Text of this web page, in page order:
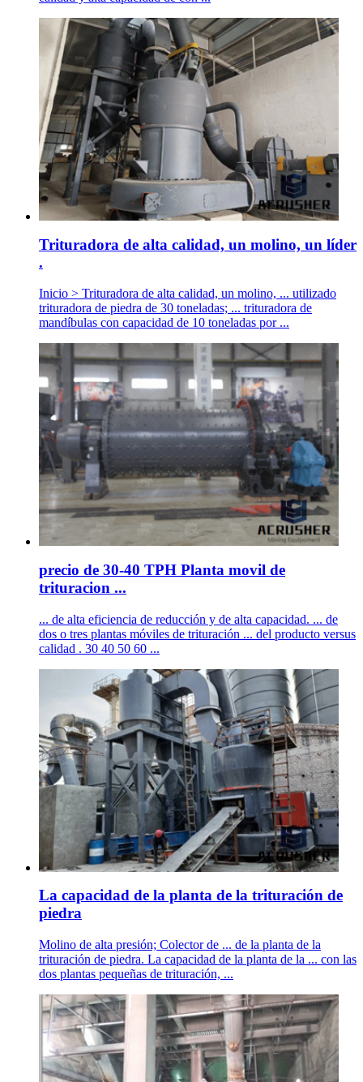
Trituradora de alta calidad, un molino, un líder
.
Inicio > Trituradora de alta calidad, un molino, ... utilizado
trituradora de piedra de 30 toneladas; ... trituradora de
mandíbulas con capacidad de 10 toneladas por ...
precio de 30-40 TPH Planta movil de
trituracion ...
... de alta eficiencia de reducción y de alta capacidad. ... de
dos o tres plantas móviles de trituración ... del producto versus
calidad . 30 40 50 60 ...
La capacidad de la planta de la trituración de
piedra
Molino de alta presión; Colector de ... de la planta de la
trituración de piedra. La capacidad de la planta de la ... con las
dos plantas pequeñas de trituración, ...